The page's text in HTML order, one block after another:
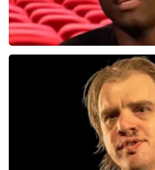
Jandino Asporaat
499+reviews
BEKIJKEN